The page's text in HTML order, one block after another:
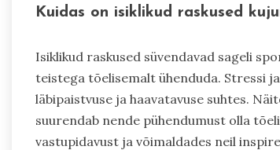
Kuidas on isiklikud raskused
Isiklikud raskused süvendavad sageli
teistega tõelisemalt ühenduda. Stressi
läbipaistvuse ja haavatavuse suhtes.
suurendab nende pühendumust olla
vastupidavust ja võimaldades neil